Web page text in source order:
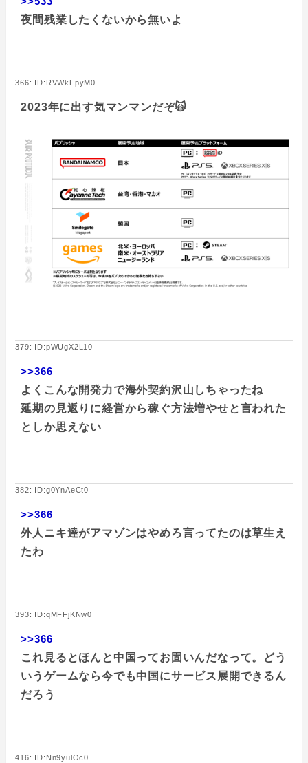
夜間残業したくないから無いよ
366: ID:RVWkFpyM0
2023年に出す気マンマンだぞ🙀
379: ID:pWUgX2L10
>>366
よくこんな開発力で海外契約沢山しちゃったね
延期の見返りに経営から稼ぐ方法増やせと言われた
としか思えない
382: ID:g0YnAeCt0
>>366
外人ニキ達がアマゾンはやめろ言ってたのは草生え
たわ
393: ID:qMFFjKNw0
>>366
これ見るとほんと中国ってお固いんだなって。どう
いうゲームなら今でも中国にサービス展開できるん
だろう
416: ID:Nn9yulOc0